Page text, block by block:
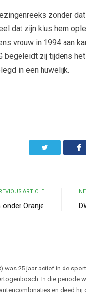
zonder
dat zijn klus hem
vrouw in 1994 aan
begeleidt zij tijdens
in een huwelijk.
ARTICLE
Oranje
was 25 jaar actief in de
In die periode
en deed hij